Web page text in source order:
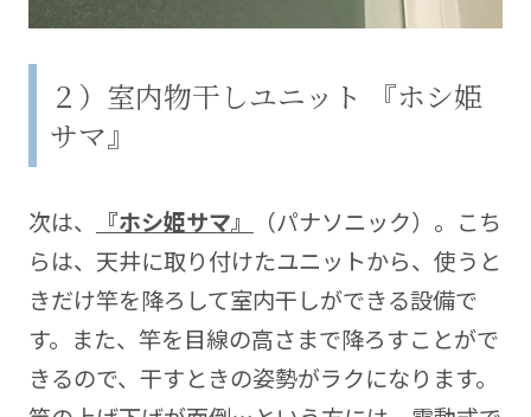
２）室内物干しユニット 『ホシ姫
サマ』
次は、 『ホシ姫サマ』
（パナソニック）。こち
らは、天井に取り付けたユニットから、使うと
きだけ竿を降ろして室内干しができる設備で
す。また、竿を目線の高さまで降ろすことがで
きるので、干すときの姿勢がラクになります。